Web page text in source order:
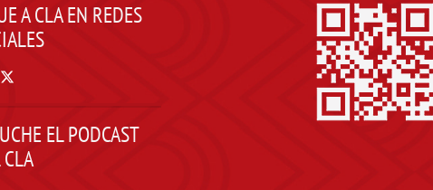
A CLA EN REDES
EL PODCAST